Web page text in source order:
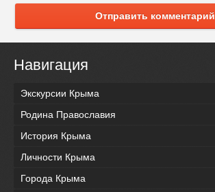
Отправить комментарий
Навигация
Экскурсии Крыма
Родина Православия
История Крыма
Личности Крыма
Города Крыма